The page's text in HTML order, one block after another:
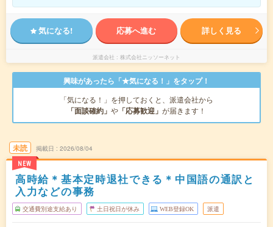
気になる! 応募へ進む 詳しく見る
派遣会社 株式会社ニッソーネット
興味があったら「★気になる！」をタップ！
「気になる！」を押しておくと、派遣会社から
「面談確約」 や 「応募歓迎」 が届きます！
未読
NEW
掲載日 2026/08/04
高時給＊基本定時退社できる＊中国語の通訳と
入力などの事務
交通費別途支給あり 土日祝日が休み WEB登録OK 派遣